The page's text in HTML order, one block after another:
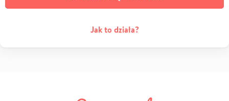
Jak to działa?